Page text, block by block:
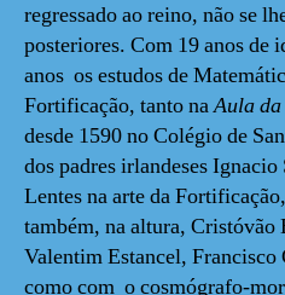
regressado ao reino, não se
posteriores. Com 19 anos de
anos os estudos de
Fortificação, tanto naAula
desde 1590 no Colégio de
dos padres irlandeses
Lentes na arte da
também, na altura, Cristóvão
Valentim Estancel, Francisco
como com o cosmógrafo-